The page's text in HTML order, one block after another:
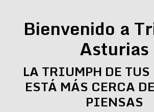
Bienvenido a
Asturias
LA TRIUMPH DE TUS
ESTÁ MÁS CERCA
PIENSAS